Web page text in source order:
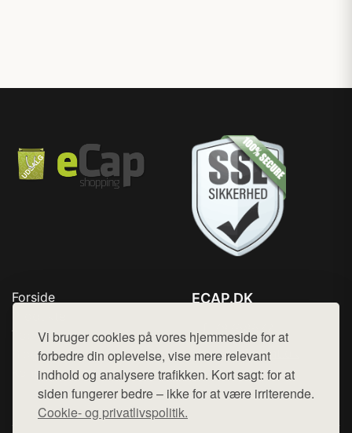
Vi bruger cookies på vores hjemmeside for at
forbedre din oplevelse, vise mere relevant
indhold og analysere trafikken. Kort sagt: for at
siden fungerer bedre – ikke for at være irriterende.
Cookie- og privatlivspolitik.
Forside
Top Rabatter
Blog
Kontakt
ECAP.DK
Mail: hej@want.dk
Cookie- og privatlivspolitik